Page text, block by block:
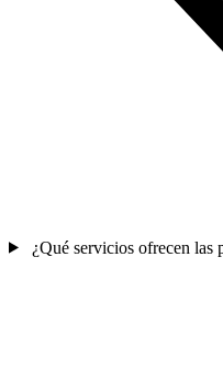
¿Qué servicios ofrecen las